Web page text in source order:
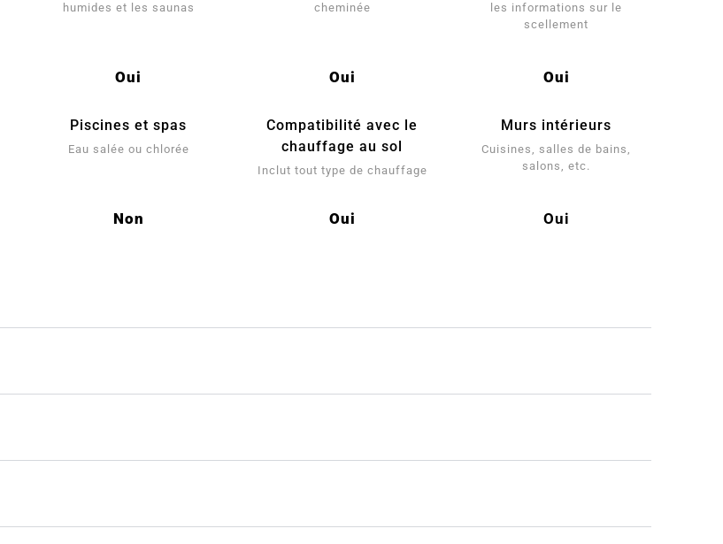
humides et les saunas
Oui
cheminée
Oui
les informations sur le
scellement
Oui
Piscines et spas
Eau salée ou chlorée
Non
Compatibilité avec le
chauffage au sol
Inclut tout type de chauffage
Oui
Murs intérieurs
Cuisines, salles de bains,
salons, etc.
Oui